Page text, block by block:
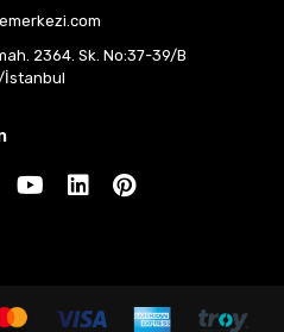
2364. Sk. No:37-39/B
İstanbul